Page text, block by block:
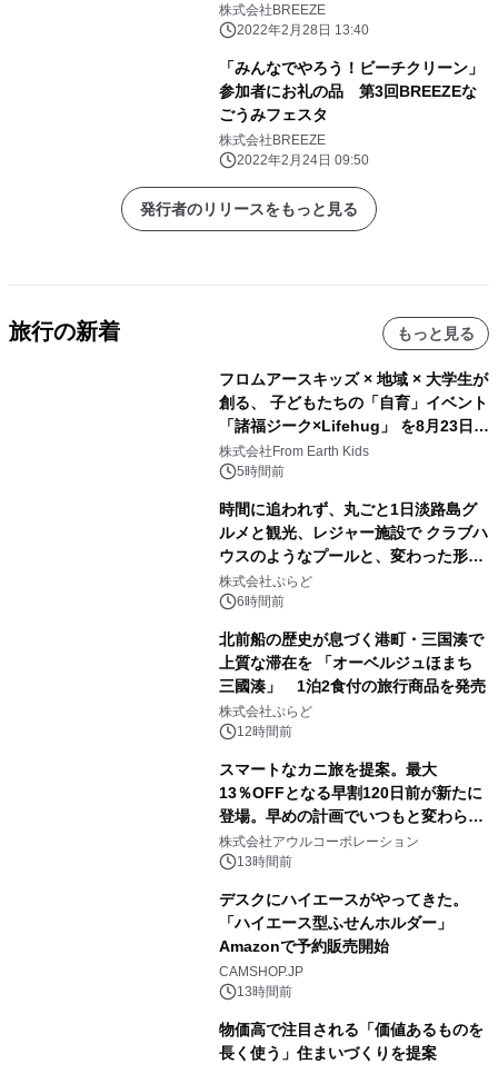
株式会社BREEZE
2022年2月28日 13:40
「みんなでやろう！ビーチクリーン」
参加者にお礼の品 第3回BREEZEな
ごうみフェスタ
株式会社BREEZE
2022年2月24日 09:50
発行者のリリースをもっと見る
旅行の新着 もっと見る
フロムアースキッズ × 地域 × 大学生が
創る、 子どもたちの「自育」イベント
「諸福ジーク×Lifehug」 を8月23日
(日)開催
株式会社From Earth Kids
5時間前
時間に追われず、丸ごと1日淡路島グ
ルメと観光、レジャー施設で クラブハ
ウスのようなプールと、変わった形の
サウナも 「THE BOXY AWAJI」のお
得な素泊まり連泊プランで
株式会社ぷらど
6時間前
北前船の歴史が息づく港町・三国湊で
上質な滞在を 「オーベルジュほまち
三國湊」 1泊2食付の旅行商品を発売
株式会社ぷらど
12時間前
スマートなカニ旅を提案。最大
13％OFFとなる早割120日前が新たに
登場。早めの計画でいつもと変わらぬ
大人の冬旅を。ー夕日ヶ浦温泉「佳松
苑 別邸ふうか」ー
株式会社アウルコーポレーション
13時間前
デスクにハイエースがやってきた。
「ハイエース型ふせんホルダー」
Amazonで予約販売開始
CAMSHOP.JP
13時間前
物価高で注目される「価値あるものを
長く使う」住まいづくりを提案